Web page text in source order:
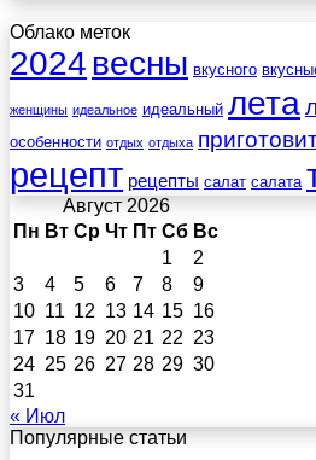
Облако меток
2024 весны вкусного
женщины идеальное идеальный лета
особенности отдых отдыха
рецепт рецепты салат салата
Август 2026
Пн Вт Ср Чт Пт Сб Вс
1
2
3
4 5 6 7 8
9
10 11 12 13 14 15 16
17 18 19 20 21 22 23
24 25 26 27 28 29 30
31
« Июл
Популярные статьи